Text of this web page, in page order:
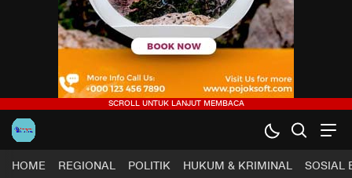
HOME REGIONAL POLITIK HUKUM & KRIMINAL SOSIAL